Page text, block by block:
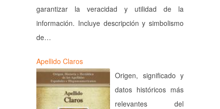
garantizar la veracidad y utilidad de la
información. Incluye descripción y simbolismo
de…
Apellido Claros
Origen, significado y
datos históricos más
relevantes del